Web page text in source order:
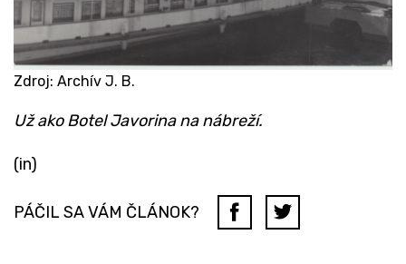
Zdroj: Archív J. B.
Už ako Botel Javorina na nábreží.
(in)
PÁČIL SA VÁM ČLÁNOK?